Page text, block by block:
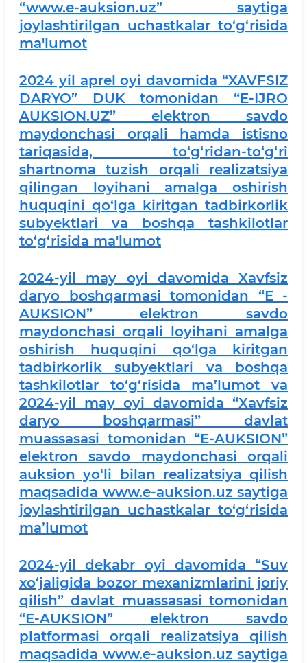
“www.e-auksion.uz” saytiga
joylashtirilgan uchastkalar to‘g‘risida
ma'lumot
2024 yil aprel oyi davomida “XAVFSIZ
DARYO” DUK tomonidan “E-IJRO
AUKSION.UZ” elektron savdo
maydonchasi orqali hamda istisno
tariqasida, to‘g‘ridan-to‘g‘ri
shartnoma tuzish orqali realizatsiya
qilingan loyihani amalga oshirish
huquqini qo‘lga kiritgan tadbirkorlik
subyektlari va boshqa tashkilotlar
to‘g‘risida ma'lumot
2024-yil may oyi davomida Xavfsiz
daryo boshqarmasi tomonidan “E -
AUKSION” elektron savdo
maydonchasi orqali loyihani amalga
oshirish huquqini qo‘lga kiritgan
tadbirkorlik subyektlari va boshqa
tashkilotlar to‘g‘risida ma’lumot va
2024-yil may oyi davomida “Xavfsiz
daryo boshqarmasi” davlat
muassasasi tomonidan “E-AUKSION”
elektron savdo maydonchasi orqali
auksion yo‘li bilan realizatsiya qilish
maqsadida www.e-auksion.uz saytiga
joylashtirilgan uchastkalar to‘g‘risida
ma’lumot
2024-yil dekabr oyi davomida “Suv
xo‘jaligida bozor mexanizmlarini joriy
qilish” davlat muassasasi tomonidan
“E-AUKSION” elektron savdo
platformasi orqali realizatsiya qilish
maqsadida www.e-auksion.uz saytiga